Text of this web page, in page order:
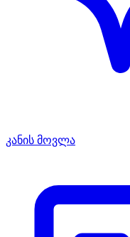
კანის მოვლა